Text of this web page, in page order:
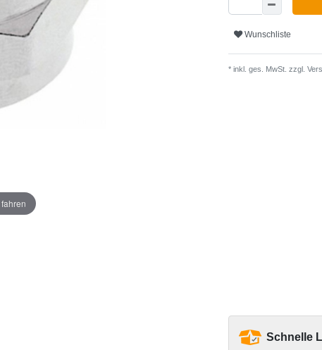
Wunschliste
* inkl. ges. MwSt. zzgl.
Schnelle